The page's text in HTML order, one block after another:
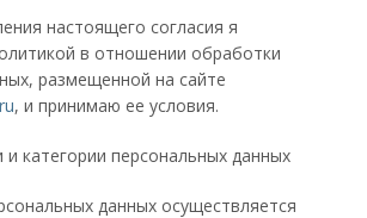
настоящего согласия я
в отношении обработки
размещенной на сайте
, и принимаю ее условия.
категории персональных данных
данных осуществляется